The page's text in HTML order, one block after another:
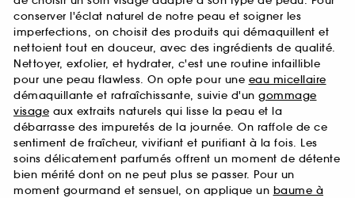
conserver l'éclat naturel de notre peau et soigner les
imperfections, on choisit des produits qui démaquillent et
nettoient tout en douceur, avec des ingrédients de qualité.
Nettoyer, exfolier, et hydrater, c'est une routine infaillible
pour une peau flawless. On opte pour une eau micellaire
démaquillante et rafraîchissante, suivie d'un gommage
visage aux extraits naturels qui lisse la peau et la
débarrasse des impuretés de la journée. On raffole de ce
sentiment de fraîcheur, vivifiant et purifiant à la fois. Les
soins délicatement parfumés offrent un moment de détente
bien mérité dont on ne peut plus se passer. Pour un
moment gourmand et sensuel, on applique un baume à